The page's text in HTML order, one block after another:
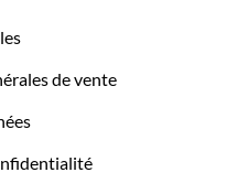
de vente